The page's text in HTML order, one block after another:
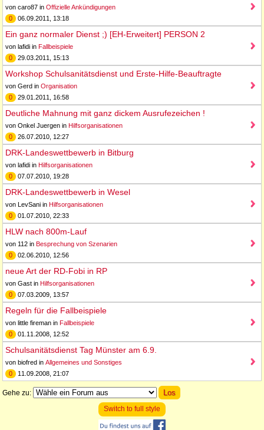
von caro87 in Offizielle Ankündigungen
0
06.09.2011, 13:18
Ein ganz normaler Dienst ;) [EH-Erweitert] PERSON 2
von lafidi in Fallbeispiele
0
29.03.2011, 15:13
Workshop Schulsanitätsdienst und Erste-Hilfe-Beauftragte
von Gerd in Organisation
0
29.01.2011, 16:58
Deutliche Mahnung mit ganz dickem Ausrufezeichen !
von Onkel Juergen in Hilfsorganisationen
0
26.07.2010, 12:27
DRK-Landeswettbewerb in Bitburg
von lafidi in Hilfsorganisationen
0
07.07.2010, 19:28
DRK-Landeswettbewerb in Wesel
von LevSani in Hilfsorganisationen
0
01.07.2010, 22:33
HLW nach 800m-Lauf
von 112 in Besprechung von Szenarien
0
02.06.2010, 12:56
neue Art der RD-Fobi in RP
von Gast in Hilfsorganisationen
0
07.03.2009, 13:57
Regeln für die Fallbeispiele
von little fireman in Fallbeispiele
0
01.11.2008, 12:52
Schulsanitätsdienst Tag Münster am 6.9.
von biofred in Allgemeines und Sonstiges
0
11.09.2008, 21:07
Gehe zu:
Switch to full style